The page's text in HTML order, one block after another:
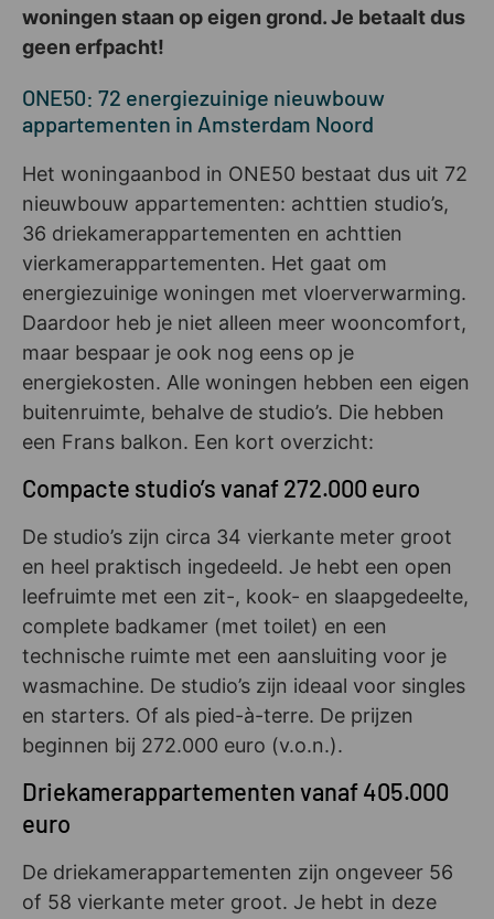
woningen staan op eigen grond.Je betaalt dus
geen erfpacht!
ONE50: 72 energiezuinige nieuwbouw
appartementen in Amsterdam Noord
Het woningaanbod in ONE50 bestaat dus uit 72
nieuwbouw appartementen: achttien studio’s,
36 driekamerappartementen en achttien
vierkamerappartementen. Het gaat om
energiezuinige woningen met vloerverwarming.
Daardoor heb je niet alleen meer wooncomfort,
maar bespaar je ook nog eens op je
energiekosten. Alle woningen hebben een eigen
buitenruimte, behalve de studio’s. Die hebben
een Frans balkon. Een kort overzicht:
Compacte studio’s vanaf 272.000 euro
De studio’s zijn circa 34 vierkante meter groot
en heel praktisch ingedeeld. Je hebt een open
leefruimte met een zit-, kook- en slaapgedeelte,
complete badkamer (met toilet) en een
technische ruimte met een aansluiting voor je
wasmachine. De studio’s zijn ideaal voor singles
en starters. Of als pied-à-terre. De prijzen
beginnen bij 272.000 euro (v.o.n.).
Driekamerappartementen vanaf 405.000
euro
De driekamerappartementen zijn ongeveer 56
of 58 vierkante meter groot. Je hebt in deze